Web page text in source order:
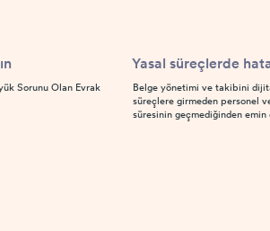
Sorunu Olan Evrak
Yasal süreçlerde
Belge yönetimi ve takibini
süreçlere girmeden personel
süresinin geçmediğinden emin